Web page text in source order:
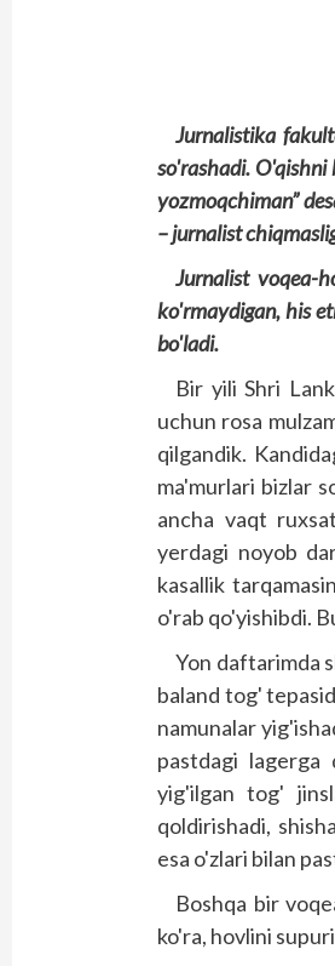
Jurnalistika
so'rashadi. O'qishni
yozmoqchiman”
– jurnalist
Jurnalist voqea-
ko'rmaydigan, his
bo'ladi.
Bir yili Shri
uchun rosa
qilgandik.
ma'murlari bizlar
ancha vaqt
yerdagi noyob
kasallik
o'rab qo'yishibdi.
Yon daftarimda
baland tog'
namunalar
pastdagi
yig'ilgan tog'
qoldirishadi,
esa o'zlari bilan
Boshqa bir
ko'ra, hovlini